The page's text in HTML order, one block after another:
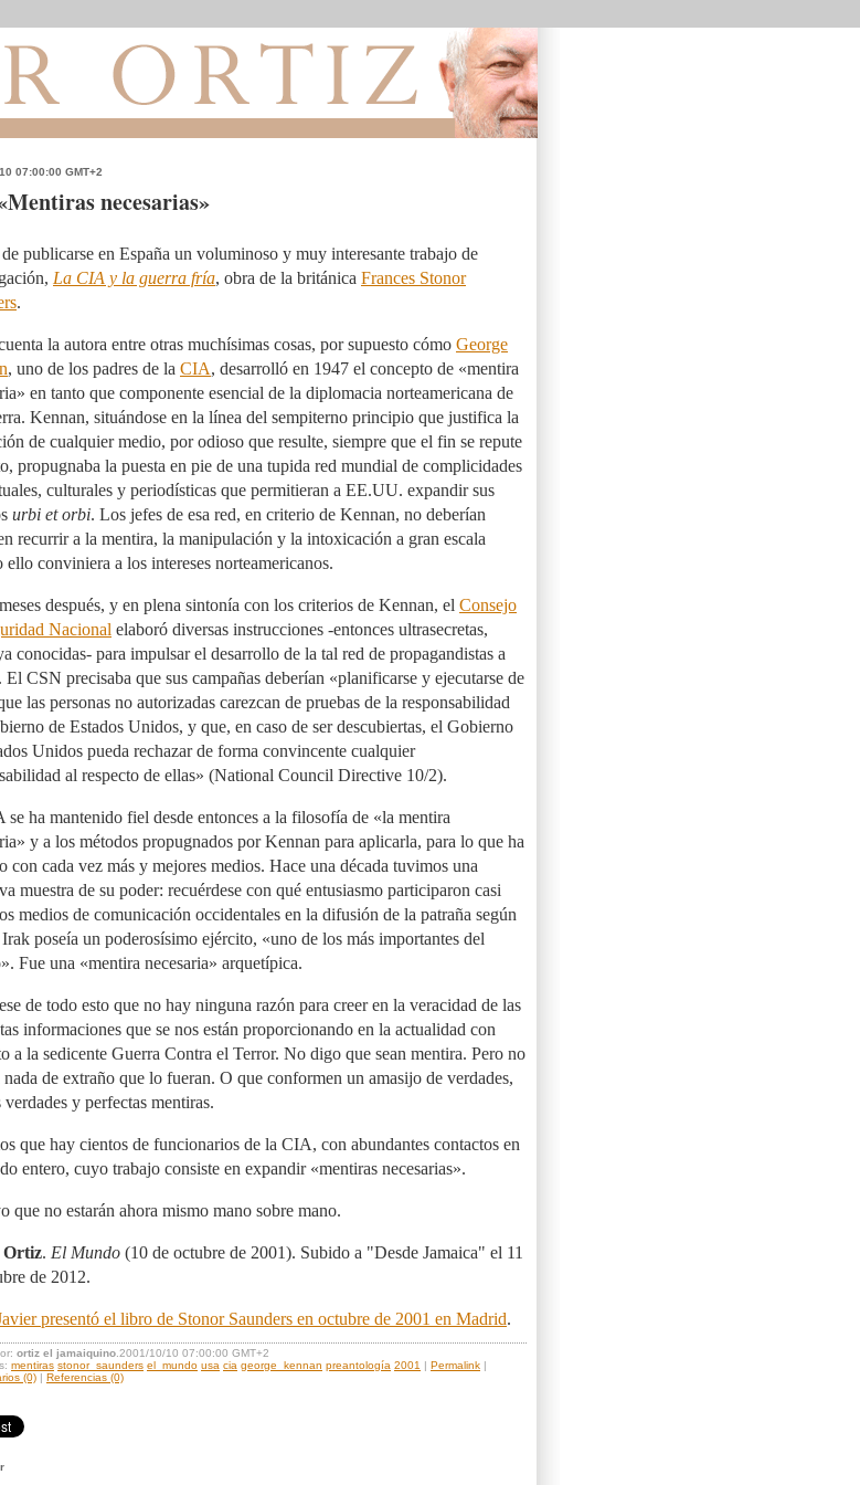
07:00:00 GMT+2
necesarias»
publicarse en España un voluminoso y muy interesante trabajo de
La CIA y la guerra fría, obra de la británica Frances Stonor
.
la autora entre otras muchísimas cosas, por supuesto cómo George
, uno de los padres de la CIA, desarrolló en 1947 el concepto de «mentira
en tanto que componente esencial de la diplomacia norteamericana de
Kennan, situándose en la línea del sempiterno principio que justifica la
de cualquier medio, por odioso que resulte, siempre que el fin se repute
propugnaba la puesta en pie de una tupida red mundial de complicidades
culturales y periodísticas que permitieran a EE.UU. expandir sus
urbi et orbi. Los jefes de esa red, en criterio de Kennan, no deberían
recurrir a la mentira, la manipulación y la intoxicación a gran escala
ello conviniera a los intereses norteamericanos.
después, y en plena sintonía con los criterios de Kennan, el Consejo
Nacional elaboró diversas instrucciones -entonces ultrasecretas,
conocidas- para impulsar el desarrollo de la tal red de propagandistas a
El CSN precisaba que sus campañas deberían «planificarse y ejecutarse de
las personas no autorizadas carezcan de pruebas de la responsabilidad
de Estados Unidos, y que, en caso de ser descubiertas, el Gobierno
Unidos pueda rechazar de forma convincente cualquier
al respecto de ellas» (National Council Directive 10/2).
se ha mantenido fiel desde entonces a la filosofía de «la mentira
y a los métodos propugnados por Kennan para aplicarla, para lo que ha
con cada vez más y mejores medios. Hace una década tuvimos una
muestra de su poder: recuérdese con qué entusiasmo participaron casi
medios de comunicación occidentales en la difusión de la patraña según
poseía un poderosísimo ejército, «uno de los más importantes del
Fue una «mentira necesaria» arquetípica.
de todo esto que no hay ninguna razón para creer en la veracidad de las
informaciones que se nos están proporcionando en la actualidad con
a la sedicente Guerra Contra el Terror. No digo que sean mentira. Pero no
nada de extraño que lo fueran. O que conformen un amasijo de verdades,
verdades y perfectas mentiras.
que hay cientos de funcionarios de la CIA, con abundantes contactos en
entero, cuyo trabajo consiste en expandir «mentiras necesarias».
que no estarán ahora mismo mano sobre mano.
Ortiz. El Mundo (10 de octubre de 2001). Subido a "Desde Jamaica" el 11
de 2012.
presentó el libro de Stonor Saunders en octubre de 2001 en Madrid.
ortiz el jamaiquino .2001/10/10 07:00:00 GMT+2
mentiras stonor_saunders el_mundo usa cia george_kennan preantología 2001 | Permalink |
(0) | Referencias (0)